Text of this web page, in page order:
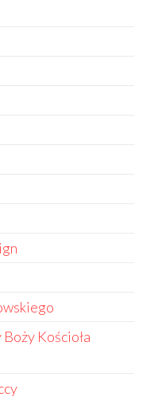
Kościoła